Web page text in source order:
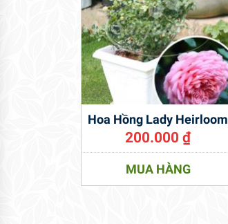
Hoa Hồng Lady Heirloom
200.000₫
MUA HÀNG